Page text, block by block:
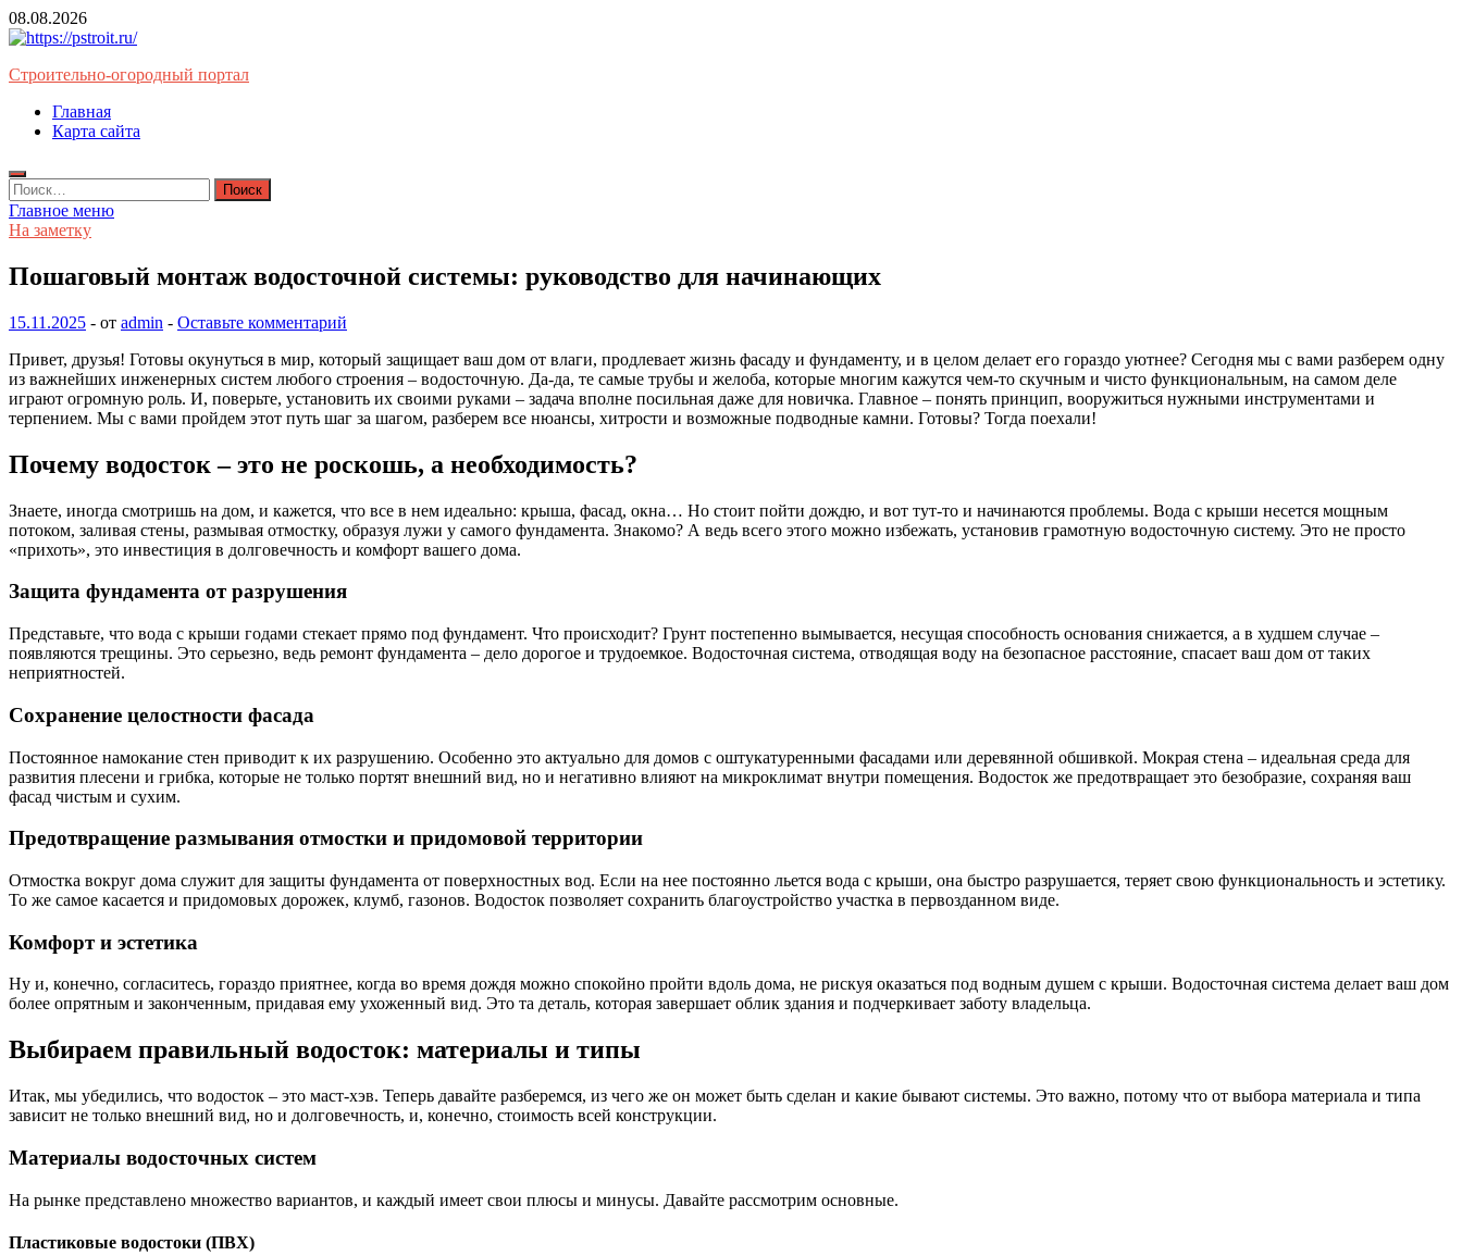
Перейти
к
08.08.2026
Строительно-огородный портал
Главная
Карта сайта
Найти:
Главное меню
На заметку
Пошаговый монтаж водосточной системы: руководство для начинающих
15.11.2025 - от admin - Оставьте комментарий
Привет, друзья! Готовы окунуться в мир, который защищает ваш дом от влаги, продлевает жизнь фасаду и фундаменту, и в целом делает его гораздо уютнее? Сегодня мы с вами разберем одну
из важнейших инженерных систем любого строения – водосточную. Да-да, те самые трубы и желоба, которые многим кажутся чем-то скучным и чисто функциональным, на самом деле
играют огромную роль. И, поверьте, установить их своими руками – задача вполне посильная даже для новичка. Главное – понять принцип, вооружиться нужными инструментами и
терпением. Мы с вами пройдем этот путь шаг за шагом, разберем все нюансы, хитрости и возможные подводные камни. Готовы? Тогда поехали!
Почему водосток – это не роскошь, а необходимость?
Знаете, иногда смотришь на дом, и кажется, что все в нем идеально: крыша, фасад, окна… Но стоит пойти дождю, и вот тут-то и начинаются проблемы. Вода с крыши несется мощным
потоком, заливая стены, размывая отмостку, образуя лужи у самого фундамента. Знакомо? А ведь всего этого можно избежать, установив грамотную водосточную систему. Это не просто
«прихоть», это инвестиция в долговечность и комфорт вашего дома.
Защита фундамента от разрушения
Представьте, что вода с крыши годами стекает прямо под фундамент. Что происходит? Грунт постепенно вымывается, несущая способность основания снижается, а в худшем случае –
появляются трещины. Это серьезно, ведь ремонт фундамента – дело дорогое и трудоемкое. Водосточная система, отводящая воду на безопасное расстояние, спасает ваш дом от таких
неприятностей.
Сохранение целостности фасада
Постоянное намокание стен приводит к их разрушению. Особенно это актуально для домов с оштукатуренными фасадами или деревянной обшивкой. Мокрая стена – идеальная среда для
развития плесени и грибка, которые не только портят внешний вид, но и негативно влияют на микроклимат внутри помещения. Водосток же предотвращает это безобразие, сохраняя ваш
фасад чистым и сухим.
Предотвращение размывания отмостки и придомовой территории
Отмостка вокруг дома служит для защиты фундамента от поверхностных вод. Если на нее постоянно льется вода с крыши, она быстро разрушается, теряет свою функциональность и эстетику.
То же самое касается и придомовых дорожек, клумб, газонов. Водосток позволяет сохранить благоустройство участка в первозданном виде.
Комфорт и эстетика
Ну и, конечно, согласитесь, гораздо приятнее, когда во время дождя можно спокойно пройти вдоль дома, не рискуя оказаться под водным душем с крыши. Водосточная система делает ваш дом
более опрятным и законченным, придавая ему ухоженный вид. Это та деталь, которая завершает облик здания и подчеркивает заботу владельца.
Выбираем правильный водосток: материалы и типы
Итак, мы убедились, что водосток – это маст-хэв. Теперь давайте разберемся, из чего же он может быть сделан и какие бывают системы. Это важно, потому что от выбора материала и типа
зависит не только внешний вид, но и долговечность, и, конечно, стоимость всей конструкции.
Материалы водосточных систем
На рынке представлено множество вариантов, и каждый имеет свои плюсы и минусы. Давайте рассмотрим основные.
Пластиковые водостоки (ПВХ)